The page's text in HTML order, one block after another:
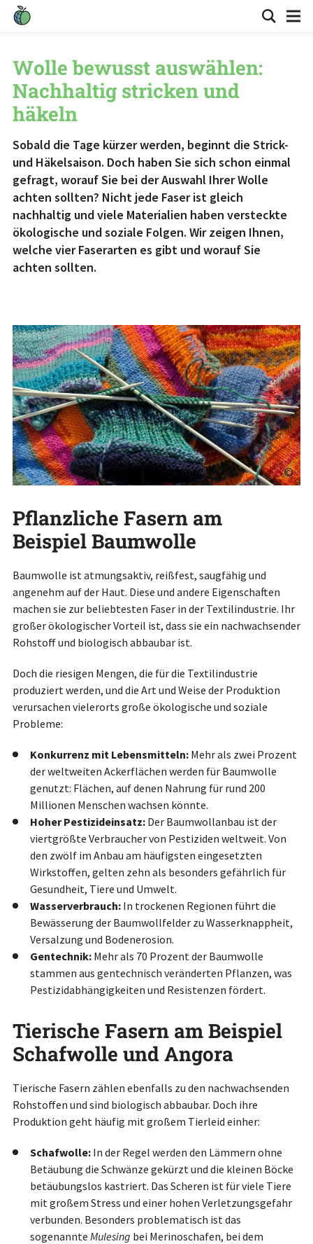
Wolle bewusst auswählen:
Nachhaltig stricken und
häkeln
Sobald die Tage kürzer werden, beginnt die Strick-
und Häkelsaison. Doch haben Sie sich schon einmal
gefragt, worauf Sie bei der Auswahl Ihrer Wolle
achten sollten? Nicht jede Faser ist gleich
nachhaltig und viele Materialien haben versteckte
ökologische und soziale Folgen. Wir zeigen Ihnen,
welche vier Faserarten es gibt und worauf Sie
achten sollten.
©
Pflanzliche Fasern am
Beispiel Baumwolle
Baumwolle ist atmungsaktiv, reißfest, saugfähig und
angenehm auf der Haut. Diese und andere Eigenschaften
machen sie zur beliebtesten Faser in der Textilindustrie. Ihr
großer ökologischer Vorteil ist, dass sie ein nachwachsender
Rohstoff und biologisch abbaubar ist.
Doch die riesigen Mengen, die für die Textilindustrie
produziert werden, und die Art und Weise der Produktion
verursachen vielerorts große ökologische und soziale
Probleme:
Konkurrenz mit Lebensmitteln: Mehr als zwei Prozent
der weltweiten Ackerflächen werden für Baumwolle
genutzt: Flächen, auf denen Nahrung für rund 200
Millionen Menschen wachsen könnte.
Hoher Pestizideinsatz: Der Baumwollanbau ist der
viertgrößte Verbraucher von Pestiziden weltweit. Von
den zwölf im Anbau am häufigsten eingesetzten
Wirkstoffen, gelten zehn als besonders gefährlich für
Gesundheit, Tiere und Umwelt.
Wasserverbrauch: In trockenen Regionen führt die
Bewässerung der Baumwollfelder zu Wasserknappheit,
Versalzung und Bodenerosion.
Gentechnik: Mehr als 70 Prozent der Baumwolle
stammen aus gentechnisch veränderten Pflanzen, was
Pestizidabhängigkeiten und Resistenzen fördert.
Tierische Fasern am Beispiel
Schafwolle und Angora
Tierische Fasern zählen ebenfalls zu den nachwachsenden
Rohstoffen und sind biologisch abbaubar. Doch ihre
Produktion geht häufig mit großem Tierleid einher:
Schafwolle: In der Regel werden den Lämmern ohne
Betäubung die Schwänze gekürzt und die kleinen Böcke
betäubungslos kastriert. Das Scheren ist für viele Tiere
mit großem Stress und einer hohen Verletzungsgefahr
verbunden. Besonders problematisch ist das
sogenannte Mulesing bei Merinoschafen, bei dem